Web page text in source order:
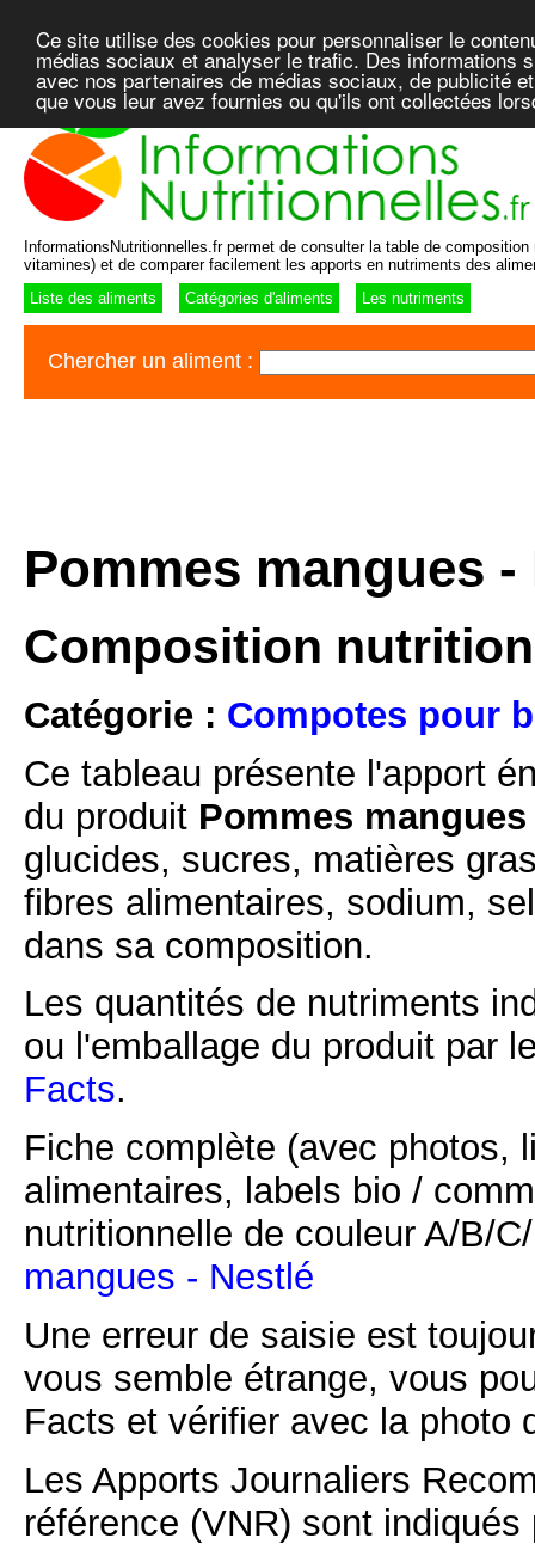
Ce site utilise des cookies pour personnaliser le
médias sociaux et analyser le trafic. Des informations
avec nos partenaires de médias sociaux, de publicité
que vous leur avez fournies ou qu'ils ont collectées
InformationsNutritionnelles.fr permet de consulter la table de
vitamines) et de comparer facilement les apports en nutriments des
Liste des aliments
Catégories d'aliments Les nutriments
Chercher un aliment :
Pommes mangues -
Composition
Catégorie : Compotes pour
Ce tableau présente l'apport
du produit Pommes
glucides, sucres, matières
fibres alimentaires, sodium,
dans sa composition.
Les quantités de nutriments
ou l'emballage du produit par
Facts.
Fiche complète (avec photos,
alimentaires, labels bio /
nutritionnelle de couleur A/B/
mangues - Nestlé
Une erreur de saisie est
vous semble étrange, vous
Facts et vérifier avec la photo
Les Apports Journaliers
référence (VNR) sont